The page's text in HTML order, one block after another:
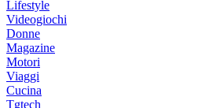
Lifestyle
Videogiochi
Donne
Magazine
Motori
Viaggi
Cucina
Tgtech